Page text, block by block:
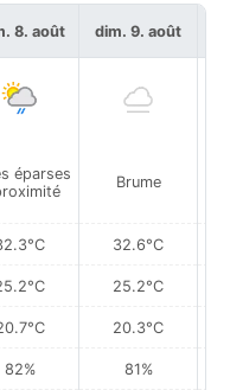
8. août
éparses
82%
dim. 9. août
Brume
32.6°C
25.2°C
20.3°C
81%